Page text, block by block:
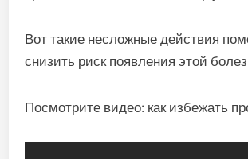
Вот такие несложные действия
снизить риск появления этой
Посмотрите видео: как избежать